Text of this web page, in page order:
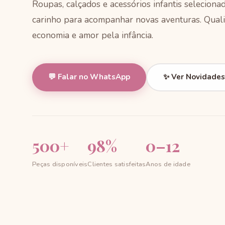
Roupas, calçados e acessórios infantis
carinho para acompanhar novas aventuras.
economia e amor pela infância.
💬 Falar no WhatsApp ✨ Ver Novidades
500+
Peças disponíveis
98%
Clientes satisfeitas
0–12
Anos de idade